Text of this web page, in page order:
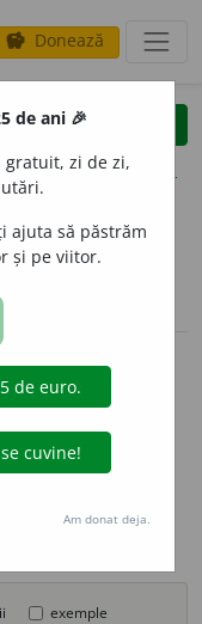
savings Donează
clear
opțiuni
declinări
de
definiții.
pagina de
exemple
de ani 🎉
gratuit, zi de zi,
ajuta să păstrăm
și pe viitor.
Am donat deja.